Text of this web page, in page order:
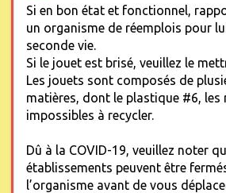
Si en bon état et fonctionnel,
un organisme de réemplois pour
seconde vie.
Si le jouet est brisé, veuillez le
Les jouets sont composés de
matières, dont le plastique #6, les
impossibles à recycler.
Dû à la COVID-19, veuillez noter
établissements peuvent être
l’organisme avant de vous